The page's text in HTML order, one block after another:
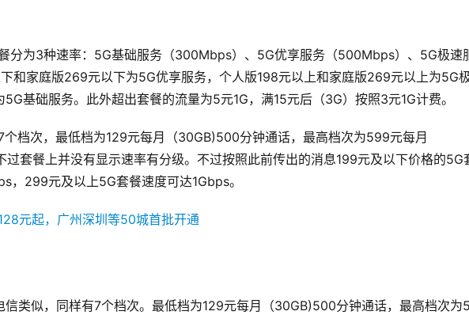
分为3种速率：5G基础服务（300Mbps）、5G优享服务（500Mbps）、5G极速
下和家庭版269元以下为5G优享服务，个人版198元以上和家庭版269元以上为5G
基础服务。此外超出套餐的流量为5元1G，满15元后（3G）按照3元1G计费。
档次，最低档为129元每月（30GB)500分钟通话，最高档次为599元每月
过套餐上并没有显示速率有分级。不过按照此前传出的消息199元及以下价格的5G
，299元及以上5G套餐速度可达1Gbps。
信类似，同样有7个档次。最低档为129元每月（30GB)500分钟通话，最高档次为